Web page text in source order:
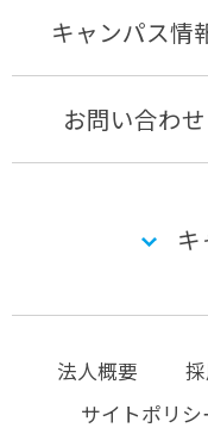
キャンパス情
お問い合わせ
法人概要
サイトポリシ